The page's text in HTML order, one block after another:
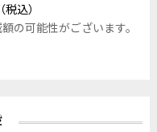
込）
の可能性がございます。